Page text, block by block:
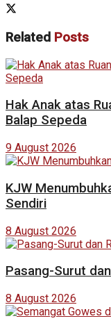
Related Posts
Hak Anak atas
Balap Sepeda
9 August 2026
KJW
Sendiri
8 August 2026
Pasang-Surut
8 August 2026